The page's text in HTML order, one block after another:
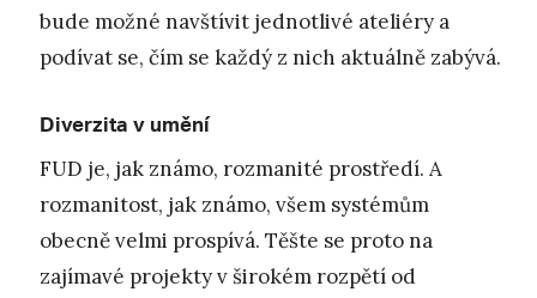
bude možné navštívit jednotlivé ateliéry a
podívat se, čím se každý z nich aktuálně zabývá.
Diverzita v umění
FUD je, jak známo, rozmanité prostředí. A
rozmanitost, jak známo, všem systémům
obecně velmi prospívá. Těšte se proto na
zajímavé projekty v širokém rozpětí od